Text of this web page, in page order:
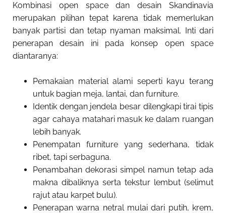
Kombinasi open space dan desain Skandinavia
merupakan pilihan tepat karena tidak memerlukan
banyak partisi dan tetap nyaman maksimal. Inti dari
penerapan desain ini pada konsep open space
diantaranya:
Pemakaian material alami seperti kayu terang
untuk bagian meja, lantai, dan furniture.
Identik dengan jendela besar dilengkapi tirai tipis
agar cahaya matahari masuk ke dalam ruangan
lebih banyak.
Penempatan furniture yang sederhana, tidak
ribet, tapi serbaguna.
Penambahan dekorasi simpel namun tetap ada
makna dibaliknya serta tekstur lembut (selimut
rajut atau karpet bulu).
Penerapan warna netral mulai dari putih, krem,